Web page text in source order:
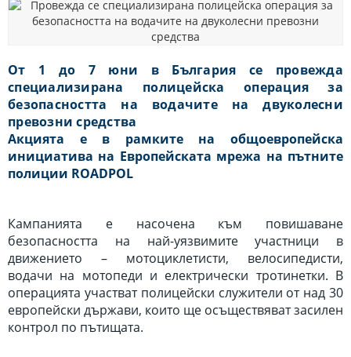
От 1 до 7 юни в България се провежда
специализирана полицейска операция за
безопасността на водачите на двуколесни
превозни средства
Акцията е в рамките на общоевропейска
инициатива на Европейската мрежа на пътните
полиции ROADPOL
Кампанията е насочена към повишаване
безопасността на най-уязвимите участници в
движението – мотоциклетисти, велосипедисти,
водачи на мотопеди и електрически тротинетки. В
операцията участват полицейски служители от над 30
европейски държави, които ще осъществяват засилен
контрол по пътищата.